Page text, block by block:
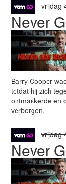
vrijdag
Never
Barry Cooper
totdat hij zich
ontmaskerde en
verbergen.
vrijdag
Never